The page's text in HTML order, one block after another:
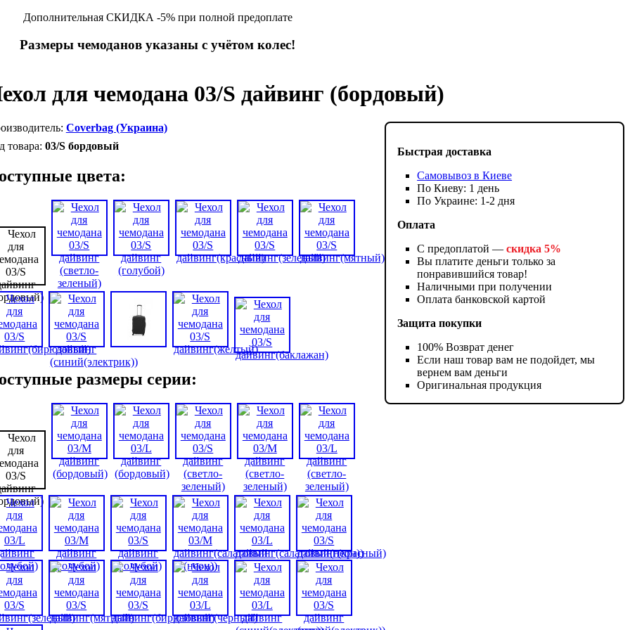
Дополнительная СКИДКА -5% при полной предоплате
Размеры чемоданов указаны с учётом колес!
для чемодана 03/S дайвинг (бордовый)
Быстрая доставка
Самовывоз в Киеве
По Киеву: 1 день
По Украине: 1-2 дня
Оплата
С предоплатой —скидка 5%
Вы платите деньги только за
понравившийся товар!
Наличными при получении
Оплата банковской картой
Защита покупки
100% Возврат денег
Если наш товар вам не подойдет, мы
вернем вам деньги
Оригинальная продукция
Coverbag (Украина)
03/S бордовый
цвета:
размеры серии: